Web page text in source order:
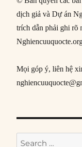
dịch giả và Dự án
trích dẫn phải ghi rõ
Mọi góp ý, liên hệ
Search